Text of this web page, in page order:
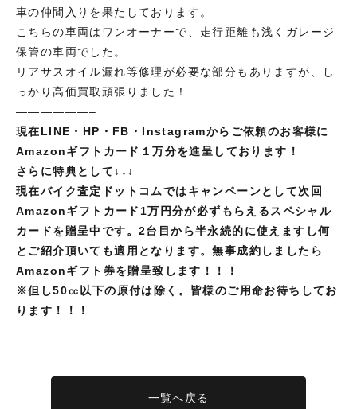
車の仲間入りを果たしております。
こちらの車両はワンオーナーで、走行距離も浅くガレージ
保管の車両でした。
リアサスオイル漏れ等修理が必要な部分もありますが、し
っかり高価買取頑張りました！
——————–
現在LINE・HP・FB・Instagramからご依頼のお客様に
Amazonギフトカード１万分を進呈しております！
さらに特典として↓↓↓
現在バイク査定ドットコムではキャンペーンとして次回
Amazonギフトカード1万円分が必ずもらえるスペシャル
カードを贈呈中です。2台目から半永続的に使えますし何
とご紹介頂いても適用となります。無事成約しましたら
Amazonギフト券を贈呈致します！！！
※但し50㏄以下の原付は除く。皆様のご用命お待ちしてお
ります！！！
一覧へ戻る